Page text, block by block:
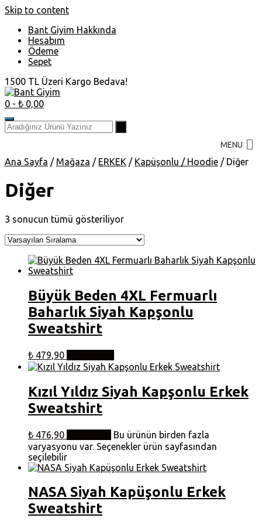
Skip to content
Bant Giyim Hakkında
Hesabım
Ödeme
Sepet
1500 TL Üzeri Kargo Bedava!
0 - ₺ 0,00
MENU
Ana Sayfa / Mağaza / ERKEK / Kapüşonlu / Hoodie / Diğer
Diğer
3 sonucun tümü gösteriliyor
Büyük Beden 4XL Fermuarlı
Baharlık Siyah Kapşonlu
Sweatshirt
₺ 479,90
Kızıl Yıldız Siyah Kapşonlu Erkek
Sweatshirt
₺ 476,90
Bu ürünün birden fazla
varyasyonu var. Seçenekler ürün sayfasından
seçilebilir
NASA Siyah Kapüşonlu Erkek
Sweatshirt